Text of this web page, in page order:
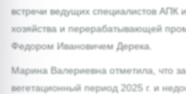
встречи ведущих специалистов АПК
хозяйства и перерабатывающей
Федором Ивановичем Дерека.
Марина Валериевна отметила, что
вегетационный период 2025 г. и